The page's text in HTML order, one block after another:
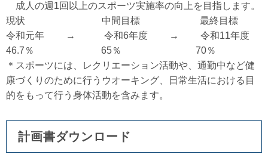
成人の週1回以上のスポーツ実施率の向上を目指します。
現状 中間目標 最終目標
令和元年 → 令和6年度 → 令和11年度
46.7％ 65％ 70％
＊スポーツには、レクリエーション活動や、通勤中など健
康づくりのために行うウオーキング、日常生活における目
的をもって行う身体活動を含みます。
計画書ダウンロード